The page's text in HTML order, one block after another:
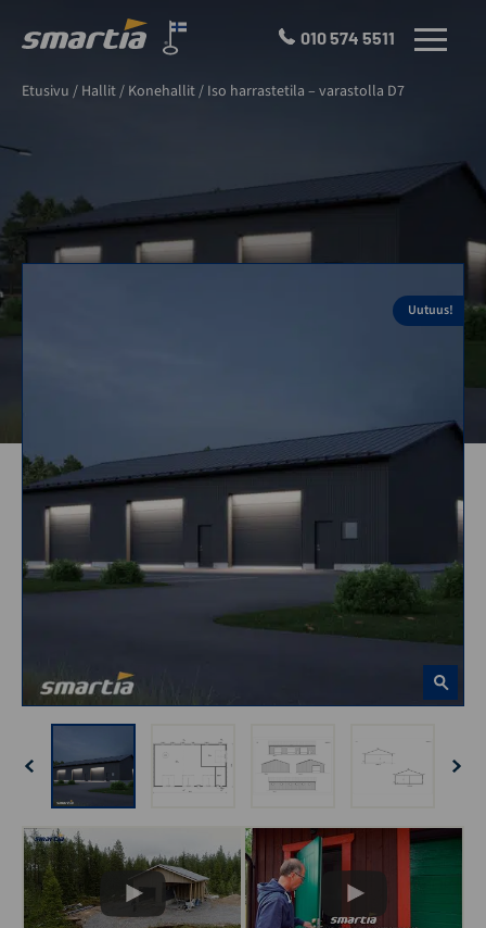
Oy
010 574 5511 VALIKKO
Etusivu / Hallit/ Konehallit/ Iso harrastetila – varastolla D7
Uutuus!